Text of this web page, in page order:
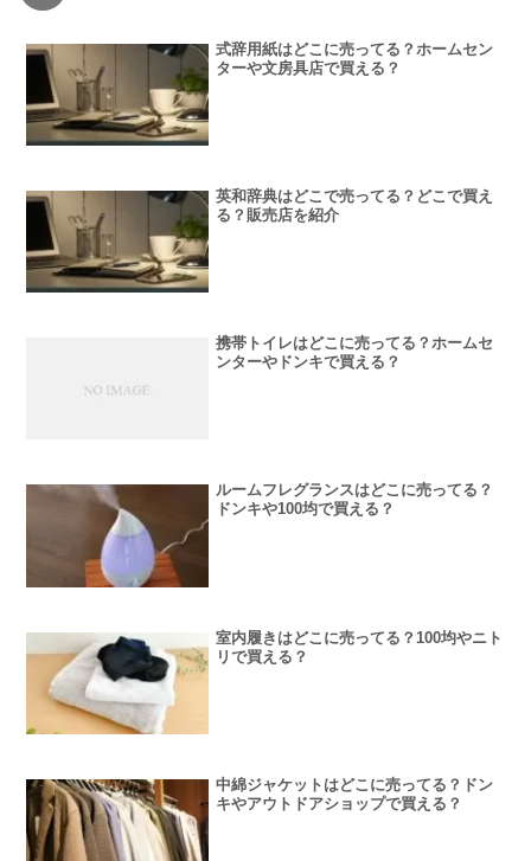
式辞用紙はどこに売ってる？ホームセン
ターや文房具店で買える？
英和辞典はどこで売ってる？どこで買え
る？販売店を紹介
携帯トイレはどこに売ってる？ホームセ
ンターやドンキで買える？
ルームフレグランスはどこに売ってる？
ドンキや100均で買える？
室内履きはどこに売ってる？100均やニト
リで買える？
中綿ジャケットはどこに売ってる？ドン
キやアウトドアショップで買える？